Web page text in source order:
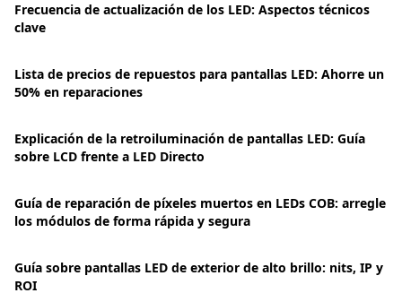
Frecuencia de actualización de los LED: Aspectos técnicos
clave
Lista de precios de repuestos para pantallas LED: Ahorre un
50% en reparaciones
Explicación de la retroiluminación de pantallas LED: Guía
sobre LCD frente a LED Directo
Guía de reparación de píxeles muertos en LEDs COB: arregle
los módulos de forma rápida y segura
Guía sobre pantallas LED de exterior de alto brillo: nits, IP y
ROI